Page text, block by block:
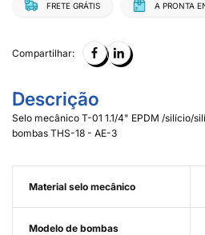
FRETE GRÁTIS A PRONTA
Compartilhar:
Descrição
Selo mecânico T-01 1.1/4" EPDM /silício/
bombas THS-18 - AE-3
Material selo mecânico
Modelo de bombas